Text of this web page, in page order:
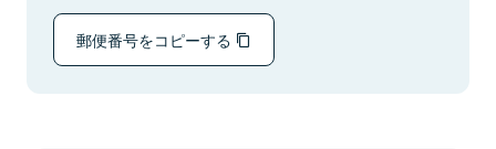
郵便番号をコピーする